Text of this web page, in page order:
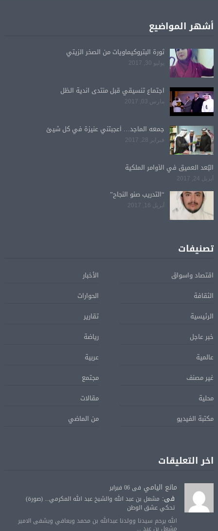
أشهر المواضيع
ثورة البتروكيماويات من الصخر الزيتي
يوليو 30, 2017
اجتماع تنسيقي قبل منتدى اندية الظل
مارس 03, 2017
جمعه الماجد… أعجبتني عنيزة في كل شيئ
فبراير 28, 2017
البُعد العميق في الأوامر الملكية
أبريل 24, 2017
“التدريب صنو النجاح”
أبريل 16, 2017
تصنيفات
اقتصاد واسواق
الأخبار
الثقافة
الحوارات
الرئيسية
تقارير
خبر عاجل
رياضة
عالمية
عربية
غير مصنف
مجتمع
محلية
مقالات
مكتبة الفيديو
من الماضي
اخر التعليقات
مانع اليامي فى 06 فبراير
فى: مشعل بن عبد الله والشيخ عبد الله المكرمي... (صورة)
تحكي عشق الوطن
الله يرحم سيدنا وولدنا عبدالله بن محمد ويعافي ويشفى الامير
مشعل بن عبد ...